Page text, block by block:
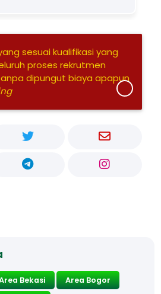
sesuai kualifikasi yang
proses rekrutmen
dipungut biaya apapun
Bekasi
Area Bogor